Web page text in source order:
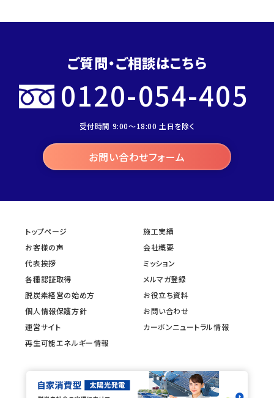
ご質問・ご相談はこちら
0120-054-405
受付時間 9:00～18:00 土日を除く
お問い合わせフォーム
トップページ
施工実績
お客様の声
会社概要
代表挨拶
ミッション
各種認証取得
メルマガ登録
脱炭素経営の始め方
お役立ち資料
個人情報保護方針
お問い合わせ
運営サイト
カーボンニュートラル情報
再生可能エネルギー情報